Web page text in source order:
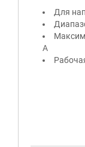
Для
А